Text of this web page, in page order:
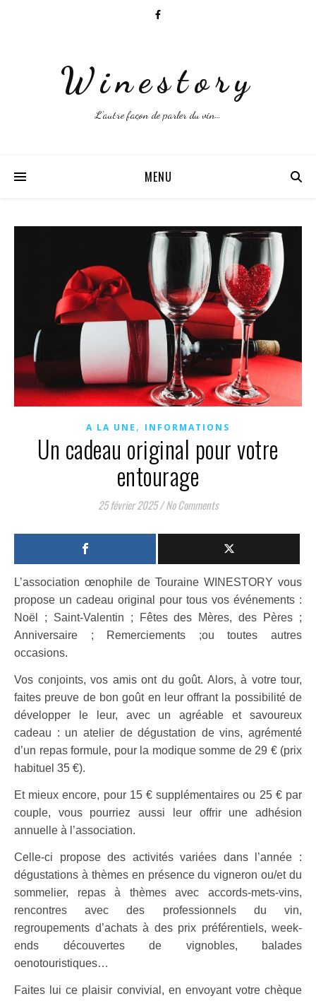
Winestory
L'autre façon de parler du vin…
MENU
A LA UNE , INFORMATIONS
Un cadeau original pour votre
entourage
25 février 2025 / No Comments
L’association œnophile de Touraine WINESTORY vous
propose un cadeau original pour tous vos événements :
Noël ; Saint-Valentin ; Fêtes des Mères, des Pères ;
Anniversaire ; Remerciements ;ou toutes autres
occasions.
Vos conjoints, vos amis ont du goût. Alors, à votre tour,
faites preuve de bon goût en leur offrant la possibilité de
développer le leur, avec un agréable et savoureux
cadeau : un atelier de dégustation de vins, agrémenté
d’un repas formule, pour la modique somme de 29 € (prix
habituel 35 €).
Et mieux encore, pour 15 € supplémentaires ou 25 € par
couple, vous pourriez aussi leur offrir une adhésion
annuelle à l’association.
Celle-ci propose des activités variées dans l’année :
dégustations à thèmes en présence du vigneron ou/et du
sommelier, repas à thèmes avec accords-mets-vins,
rencontres avec des professionnels du vin,
regroupements d’achats à des prix préférentiels, week-
ends découvertes de vignobles, balades
oenotouristiques…
Faites lui ce plaisir convivial, en envoyant votre chèque